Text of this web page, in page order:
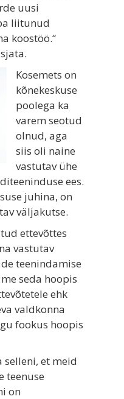
uusi
liitunud
koostöö.“
Kosemets on
kõnekeskuse
poolega ka
varem seotud
olnud, aga
siis oli naine
vastutav ühe
ees.
juhina, on
väljakutse.
ettevõttes
vastutav
teenindamise
seda hoopis
ehk
valdkonna
fookus hoopis
selleni, et meid
teenuse
on